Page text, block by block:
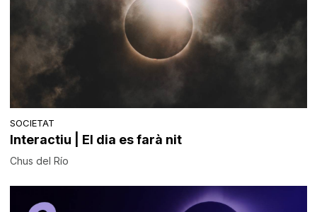
SOCIETAT
Interactiu | El dia es farà nit
Chus del Río